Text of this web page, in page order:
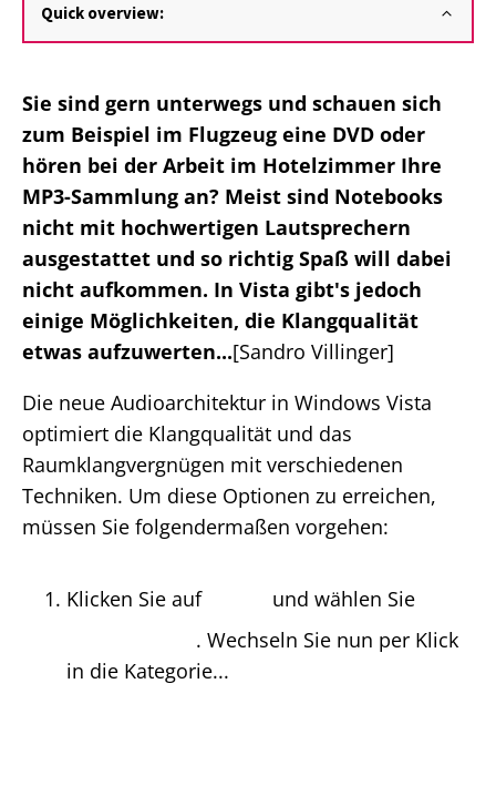
Quick overview:
Sie sind gern unterwegs und schauen sich
zum Beispiel im Flugzeug eine DVD oder
hören bei der Arbeit im Hotelzimmer Ihre
MP3-Sammlung an? Meist sind Notebooks
nicht mit hochwertigen Lautsprechern
ausgestattet und so richtig Spaß will dabei
nicht aufkommen. In Vista gibt's jedoch
einige Möglichkeiten, die Klangqualität
etwas aufzuwerten...[Sandro Villinger]
Die neue Audioarchitektur in Windows Vista
optimiert die Klangqualität und das
Raumklangvergnügen mit verschiedenen
Techniken. Um diese Optionen zu erreichen,
müssen Sie folgendermaßen vorgehen:
Klicken Sie auf
und wählen Sie
. Wechseln Sie nun per Klick
in die Kategorie...